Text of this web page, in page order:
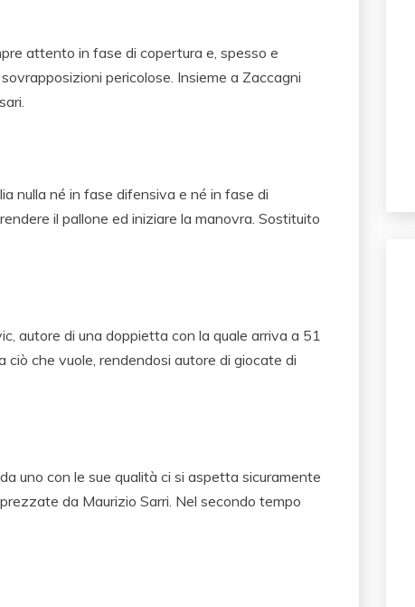
attento in fase di copertura e, spesso e
pericolose. Insieme a Zaccagni
nulla né in fase difensiva e né in fase di
il pallone ed iniziare la manovra. Sostituito
autore di una doppietta con la quale arriva a 51
che vuole, rendendosi autore di giocate di
uno con le sue qualità ci si aspetta sicuramente
da Maurizio Sarri. Nel secondo tempo